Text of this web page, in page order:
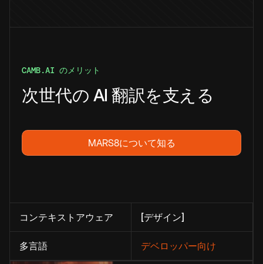
CAMB.AI のメリット
次世代の AI 翻訳を支える
MARS8について知る
コンテキストアウェア [デザイン]
多言語 デベロッパー向け